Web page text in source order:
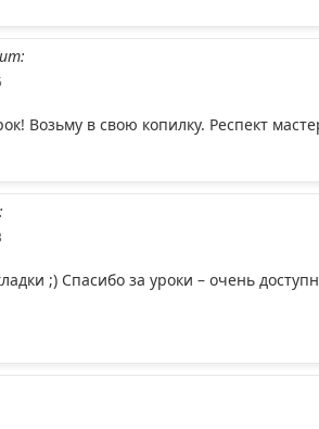
Возьму в свою копилку. Респект
;) Спасибо за уроки – очень